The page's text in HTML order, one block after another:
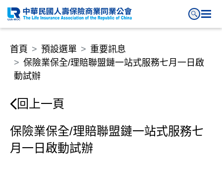
保險業保全/理賠聯盟鏈一站式服
首頁 預設選單
重要訊息
保險業保全/理賠聯盟鏈一站式服務七月一日啟
動試辦
回上一頁
保險業保全/理賠聯盟鏈一站式服務七
月一日啟動試辦